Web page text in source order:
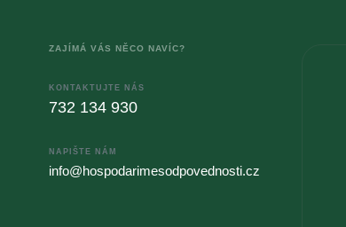
ZAJÍMÁ VÁS NĚCO NAVÍC?
KONTAKTUJTE NÁS
732 134 930
NAPIŠTE NÁM
info@hospodarimesodpovednosti.cz